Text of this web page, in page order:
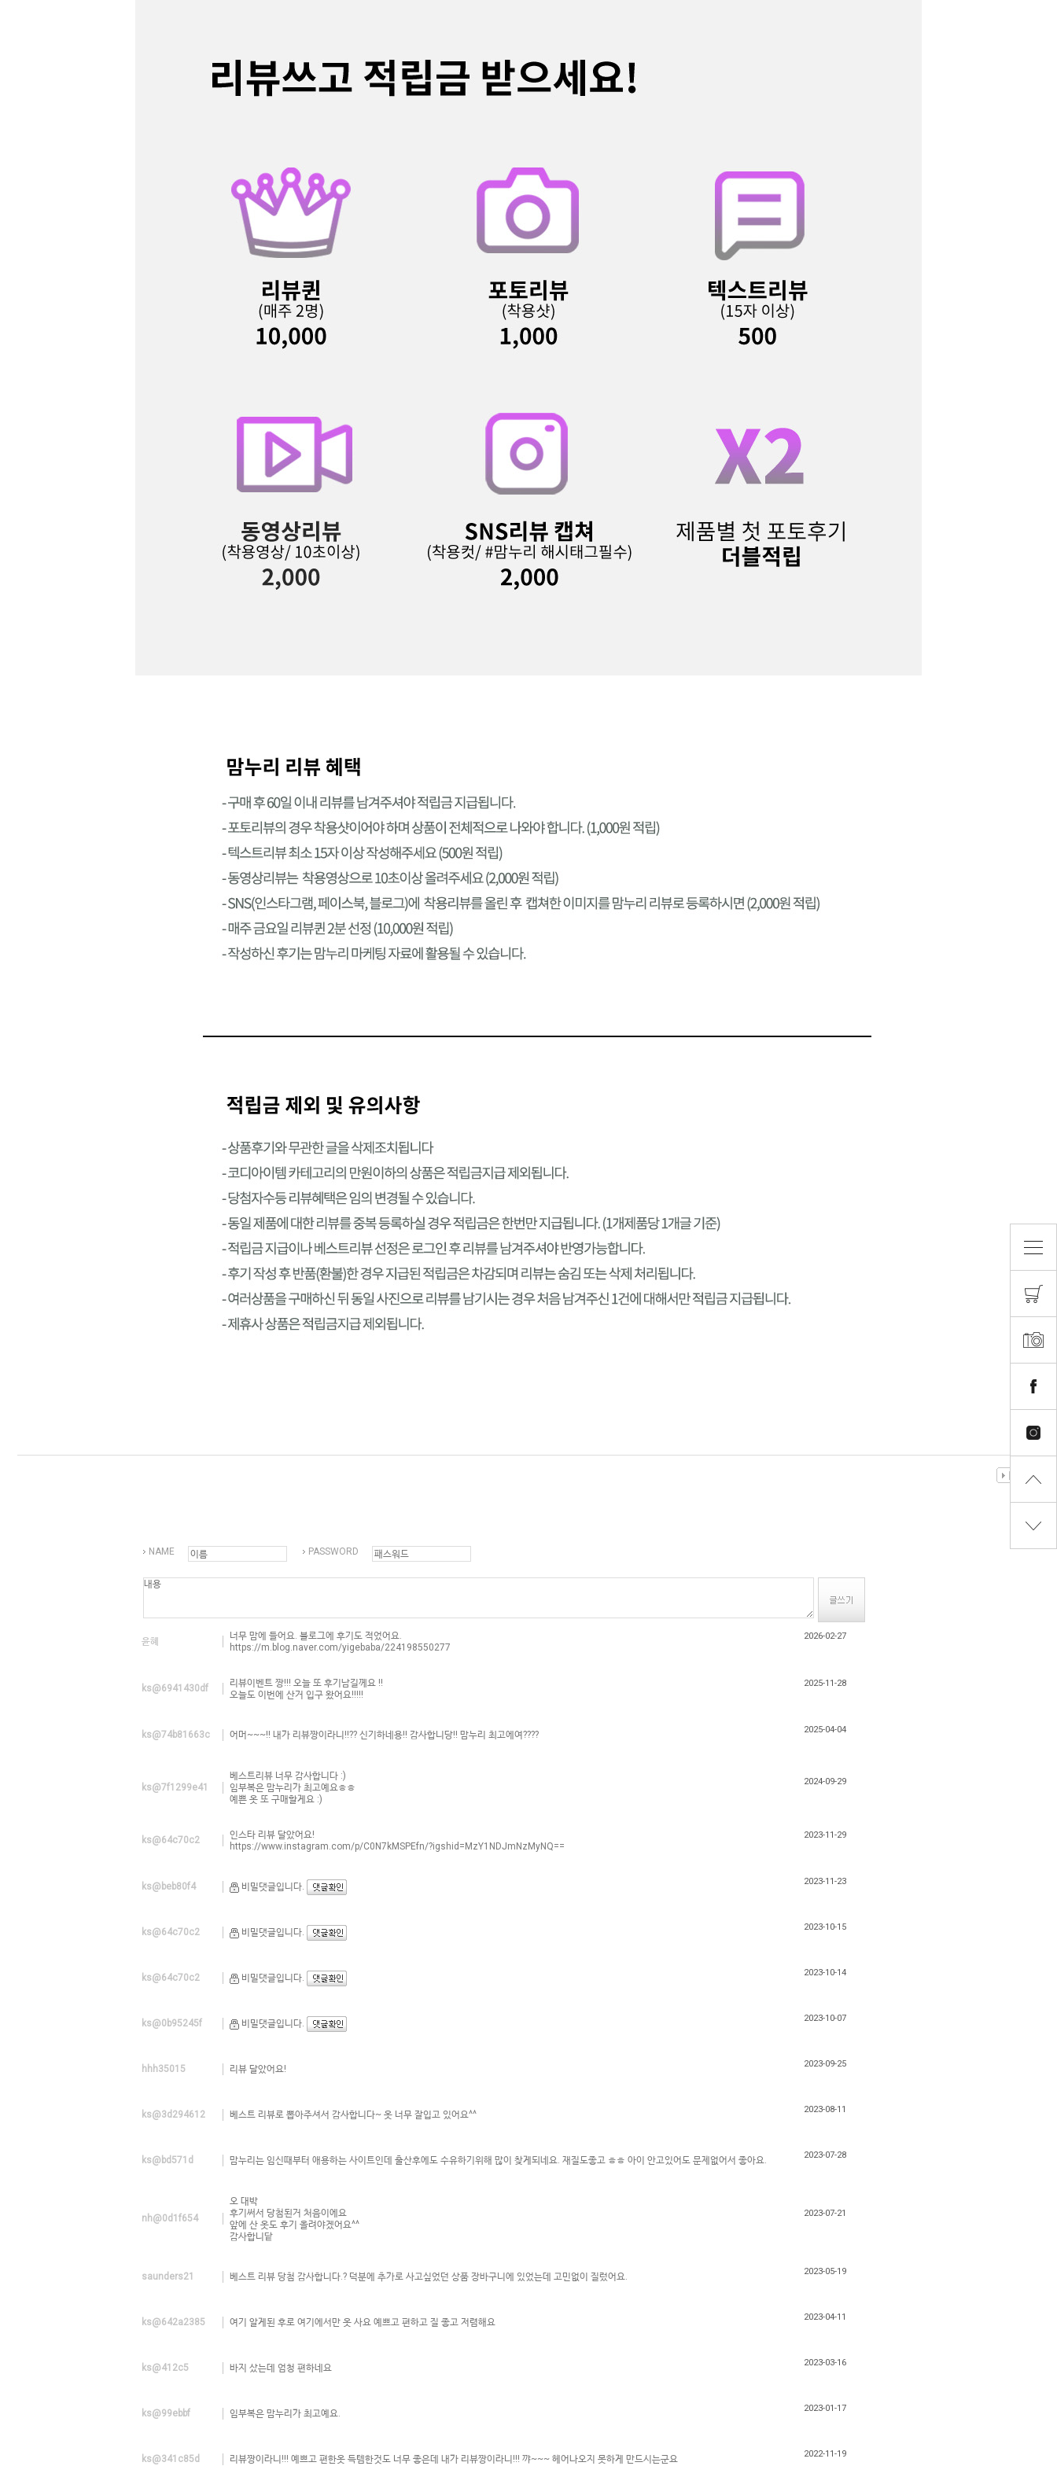
미확인입금자보기
이용안내
NAME PASSWORD
윤혜
너무 맘에 들어요. 블로그에 후기도 적었어요.
https://m.blog.naver.com/yigebaba/224198550277
2026-02-27
ks@6941430df
리뷰이벤트 짱!!! 오늘 또 후기남길께요 !!
오늘도 이번에 산거 입구 왔어요!!!!!
2025-11-28
ks@74b81663c 어머~~~!! 내가 리뷰짱이라니!!?? 신기하네용!! 감사합니당!! 맘누리 최고에여???? 2025-04-04
ks@7f1299e41
베스트리뷰 너무 감사합니다 :)
임부복은 맘누리가 최고예요ㅎㅎ
예쁜 옷 또 구매할게요 :)
2024-09-29
ks@64c70c2
인스타 리뷰 달았어요!
https://www.instagram.com/p/C0N7kMSPEfn/?igshid=MzY1NDJmNzMyNQ==
2023-11-29
ks@beb80f4 비밀댓글입니다. 2023-11-23
ks@64c70c2 비밀댓글입니다. 2023-10-15
ks@64c70c2 비밀댓글입니다. 2023-10-14
ks@0b95245f 비밀댓글입니다. 2023-10-07
hhh35015 리뷰 달았어요! 2023-09-25
ks@3d294612 베스트 리뷰로 뽑아주셔서 감사합니다~ 옷 너무 잘입고 있어요^^ 2023-08-11
ks@bd571d 맘누리는 임신때부터 애용하는 사이트인데 출산후에도 수유하기위해 많이 찾게되네요. 재질도좋고 ㅎㅎ 아이 안고있어도 문제없어서 좋아요. 2023-07-28
nh@0d1f654
오 대박
후기써서 당첨된거 처음이에요
앞에 산 옷도 후기 올려야겠어요^^
감사합니닽
2023-07-21
saunders21 베스트 리뷰 당첨 감사합니다.? 덕분에 추가로 사고싶었던 상품 장바구니에 있었는데 고민없이 질렀어요. 2023-05-19
ks@642a2385 여기 알게된 후로 여기에서만 옷 사요 예쁘고 편하고 질 좋고 저렴해요 2023-04-11
ks@412c5 바지 샀는데 엄청 편하네요 2023-03-16
ks@99ebbf 임부복은 맘누리가 최고예요. 2023-01-17
ks@341c85d 리뷰짱이라니!!! 예쁘고 편한옷 득템한것도 너무 좋은데 내가 리뷰짱이라니!!! 꺄~~~ 헤어나오지 못하게 만드시는군요 2022-11-19